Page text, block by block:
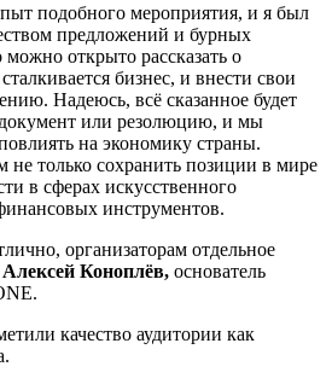
подобного мероприятия, и я был
предложений и бурных
открыто рассказать о
бизнес, и внести свои
Надеюсь, всё сказанное будет
или резолюцию, и мы
на экономику страны.
не только сохранить позиции в мире
в сферах искусственного
инструментов.
организаторам отдельное
Алексей Коноплёв, основатель
качество аудитории как